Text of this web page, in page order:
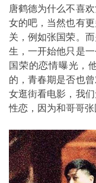
唐鹤德为什么不喜
女的吧，当然也有
关，例如张国荣。
生，一开始他只是
国荣的恋情曝光，
的，青春期是否也
女逛街看电影，我
性恋，因为和哥哥张